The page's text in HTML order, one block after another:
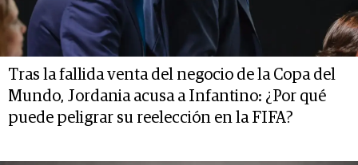
Tras la fallida venta del negocio de la Copa del
Mundo, Jordania acusa a Infantino: ¿Por qué
puede peligrar su reelección en la FIFA?